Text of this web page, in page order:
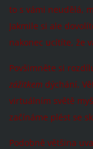
to s vámi neudělá,
Jakmile si ale
nakonec ucítíte, že
Povšimněte si
zážitkem dýchání.
virtuálním světě
začínáme plést se
Podobně většina